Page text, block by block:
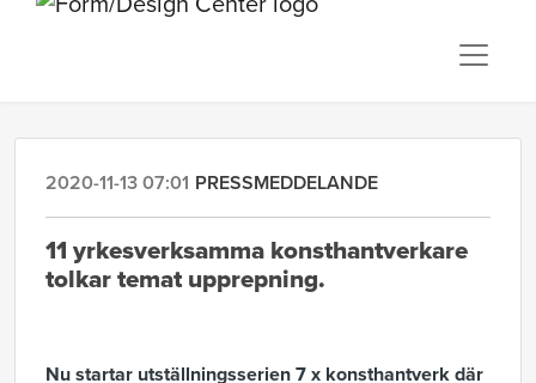
2020-11-13 07:01 PRESSMEDDELANDE
11 yrkesverksamma konsthantverkare
tolkar temat upprepning.
Nu startar utställningsserien 7 x konsthantverk där